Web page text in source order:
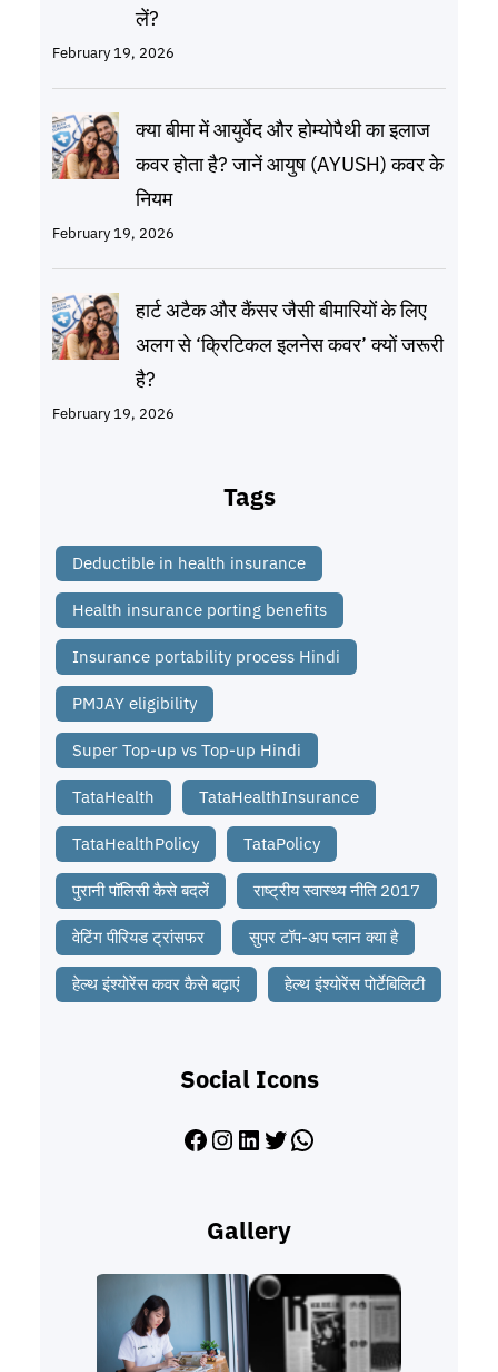
लें?
February 19, 2026
क्या बीमा में आयुर्वेद और होम्योपैथी का इलाज
कवर होता है? जानें आयुष (AYUSH) कवर के
नियम
February 19, 2026
हार्ट अटैक और कैंसर जैसी बीमारियों के लिए
अलग से ‘क्रिटिकल इलनेस कवर’ क्यों जरूरी
है?
February 19, 2026
Tags
Deductible in health insurance
Health insurance porting benefits
Insurance portability process Hindi
PMJAY eligibility
Super Top-up vs Top-up Hindi
TataHealth TataHealthInsurance
TataHealthPolicy TataPolicy
पुरानी पॉलिसी कैसे बदलें राष्ट्रीय स्वास्थ्य नीति 2017
वेटिंग पीरियड ट्रांसफर सुपर टॉप-अप प्लान क्या है
हेल्थ इंश्योरेंस कवर कैसे बढ़ाएं हेल्थ इंश्योरेंस पोर्टेबिलिटी
Social Icons
Facebook Instagram LinkedIn Twitter WhatsApp
Gallery